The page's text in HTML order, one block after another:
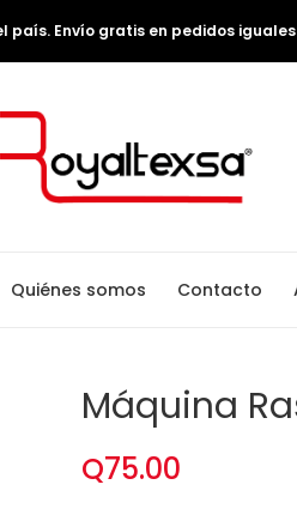
país. Envío gratis en pedidos iguales
Quiénes somos Contacto
Máquina
Q75.00